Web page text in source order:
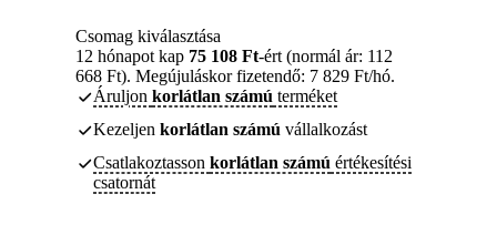
Csomag kiválasztása
12 hónapot kap 75 108 Ft-ért (normál ár: 112
668 Ft). Megújuláskor fizetendő: 7 829 Ft/hó.
Áruljon korlátlan számú terméket
Kezeljen korlátlan számú vállalkozást
Csatlakoztasson korlátlan számú értékesítési
csatornát